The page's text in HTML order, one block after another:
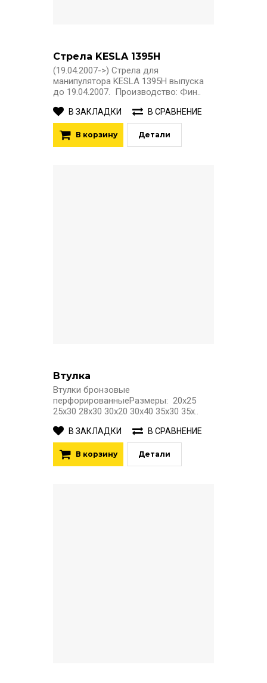
Стрела KESLA 1395H
(19.04.2007->) Стрела для
манипулятора KESLA 1395H выпуска
до 19.04.2007. Производство: Фин..
В ЗАКЛАДКИ В СРАВНЕНИЕ
В корзину Детали
Втулка
Втулки бронзовые
перфорированныеРазмеры: 20x25
25x30 28x30 30x20 30x40 35x30 35x..
В ЗАКЛАДКИ В СРАВНЕНИЕ
В корзину Детали